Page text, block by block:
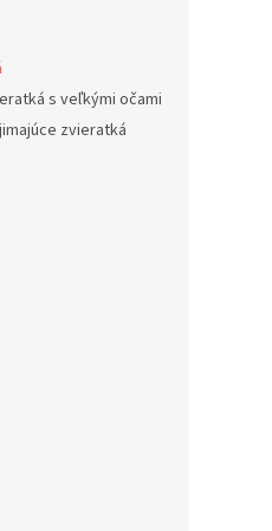
s veľkými očami
zvieratká